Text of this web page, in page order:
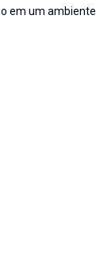
em um ambiente